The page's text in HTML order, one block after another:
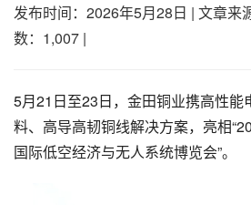
发布时间：2026年5月28日 | 文章来
数：1,007 |
5月21日至23日，金田铜业携高性能
料、高导高韧铜线解决方案，亮相
国际低空经济与无人系统博览会”。